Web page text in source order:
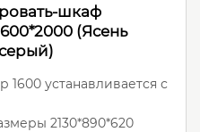
шкаф
(Ясень
устанавливается с
2130*890*620